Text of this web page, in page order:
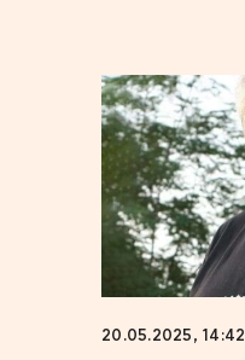
20.05.2025, 14:42